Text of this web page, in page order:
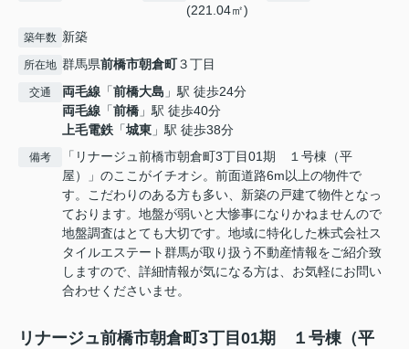
(221.04㎡)
築年数 新築
所在地 群馬県前橋市朝倉町３丁目
交通 両毛線 「前橋大島 」駅 徒歩24分
両毛線 「前橋 」駅 徒歩40分
上毛電鉄 「城東 」駅 徒歩38分
備考
「リナージュ前橋市朝倉町3丁目01期 １号棟（平
屋）」のここがイチオシ。前面道路6m以上の物件で
す。こだわりのある方も多い、新築の戸建て物件となっ
ております。地盤が弱いと大惨事になりかねませんので
地盤調査はとても大切です。地域に特化した株式会社ス
タイルエステート群馬が取り扱う不動産情報をご紹介致
しますので、詳細情報が気になる方は、お気軽にお問い
合わせくださいませ。
リナージュ前橋市朝倉町3丁目01期 １号棟（平